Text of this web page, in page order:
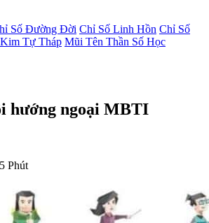
Số Đường Đời Chỉ Số Linh Hồn Chỉ Số
Tự Tháp Mũi Tên Thần Số Học
hướng ngoại MBTI
Phút